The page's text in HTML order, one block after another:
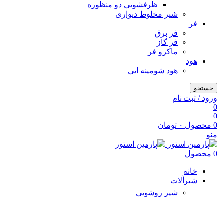
ظرفشویی دو منظوره
شیر مخلوط دیواری
فر
فر برق
فر گاز
ماكرو فر
هود
هود شومینه ایی
جستجو
ورود / ثبت نام
0
0
0 محصول ۰ تومان
منو
0 محصول
خانه
شیرآلات
شیر روشویی